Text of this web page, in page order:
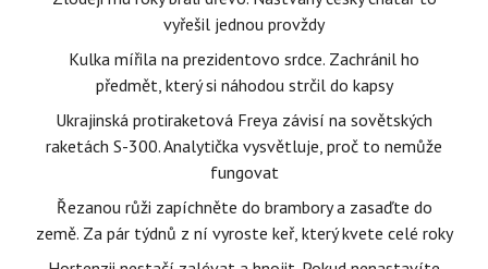
vyřešil jednou provždy
Kulka mířila na prezidentovo srdce. Zachránil ho
předmět, který si náhodou strčil do kapsy
Ukrajinská protiraketová Freya závisí na sovětských
raketách S-300. Analytička vysvětluje, proč to nemůže
fungovat
Řezanou růži zapíchněte do brambory a zasaďte do
země. Za pár týdnů z ní vyroste keř, který kvete celé roky